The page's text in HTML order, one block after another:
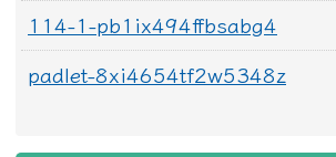
114-1-pb1ix494ffbsabg4
padlet-8xi4654tf2w5348z